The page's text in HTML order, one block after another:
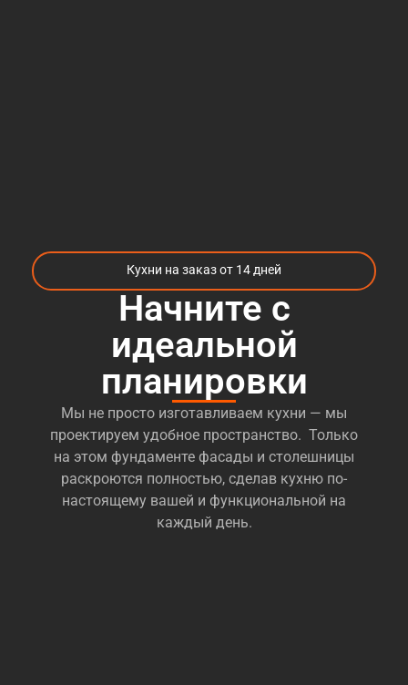
Кухни на заказ от 14 дней
Начните с
идеальной
планировки
Мы не просто изготавливаем кухни — мы
проектируем удобное пространство. Только
на этом фундаменте фасады и столешницы
раскроются полностью, сделав кухню по-
настоящему вашей и функциональной на
каждый день.